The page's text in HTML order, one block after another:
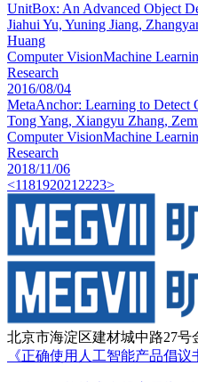
UnitBox: An Advanced Object
Jiahui Yu, Yuning Jiang,
Huang
Computer VisionMachine
Research
2016/08/04
MetaAnchor: Learning to Detect
Tong Yang, Xiangyu Zhang,
Computer VisionMachine
Research
2018/11/06
<118192021 2223>
北京市海淀区建材城中路27号
《正确使用人工智能产品倡议